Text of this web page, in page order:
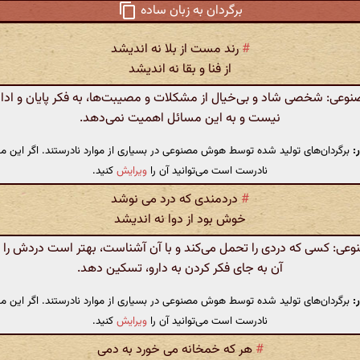
برگردان به زبان ساده
#رند مست از بلا نه اندیشد
از فنا و بقا نه اندیشد
شخصی شاد و بی‌خیال از مشکلات و مصیبت‌ها، به فکر پایان و
نیست و به این مسائل اهمیت نمی‌دهد.
برگردان‌های تولید شده توسط هوش مصنوعی در بسیاری از موارد نادرستند. اگر این
نادرست است می‌توانید آن را ویرایشکنید.
#دردمندی که درد می نوشد
خوش بود از دوا نه اندیشد
کسی که دردی را تحمل می‌کند و با آن آشناست، بهتر است دردش را
آن به جای فکر کردن به دارو، تسکین دهد.
برگردان‌های تولید شده توسط هوش مصنوعی در بسیاری از موارد نادرستند. اگر این
نادرست است می‌توانید آن را ویرایشکنید.
#هر که خمخانه می خورد به دمی